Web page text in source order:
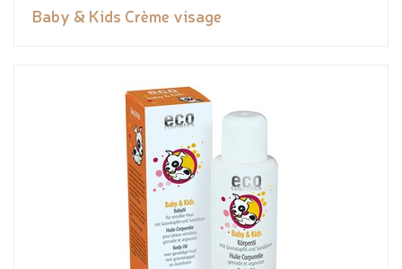
Baby & Kids Crème visage